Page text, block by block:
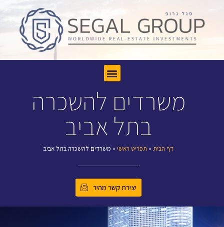
משרדים להשכרה
בתל אביב
דף הבית» תפריט ראשי» משרדים להשכרה בתל אביב
יצירת קשר מהיר